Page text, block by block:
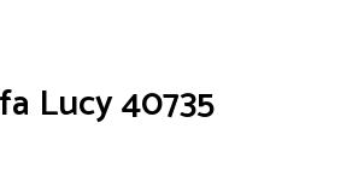
Lucy 40735